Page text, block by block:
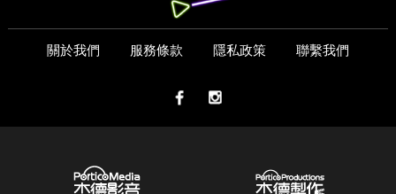
關於我們 服務條款 隱私政策 聯繫我們